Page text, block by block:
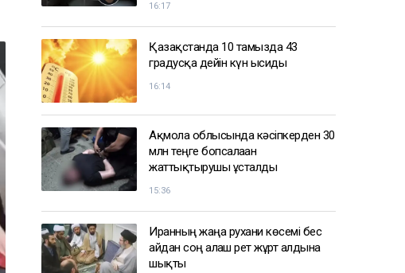
16:17
Қазақстанда 10 тамызда 43
градусқа дейін күн ысиды
16:14
Ақмола облысында кәсіпкерден 30
млн теңге бопсалаған
жаттықтырушы ұсталды
15:36
Иранның жаңа рухани көсемі бес
айдан соң алғаш рет жұрт алдына
шықты